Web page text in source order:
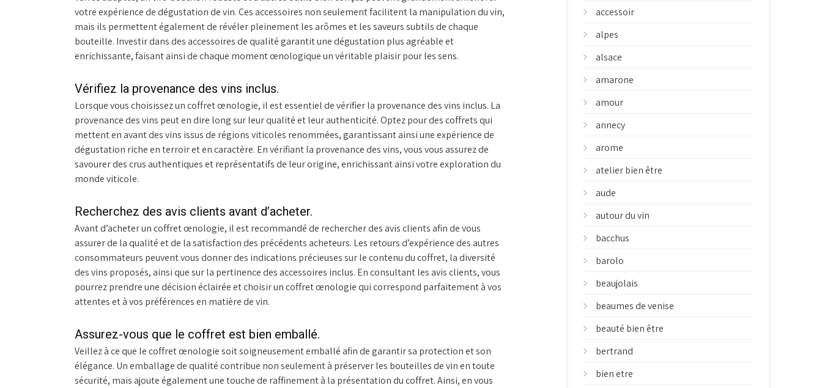
votre expérience de dégustation de vin. Ces accessoires non seulement facilitent la manipulation du vin,
mais ils permettent également de révéler pleinement les arômes et les saveurs subtils de chaque
bouteille. Investir dans des accessoires de qualité garantit une dégustation plus agréable et
enrichissante, faisant ainsi de chaque moment œnologique un véritable plaisir pour les sens.
Vérifiez la provenance des vins inclus.
Lorsque vous choisissez un coffret œnologie, il est essentiel de vérifier la provenance des vins inclus. La
provenance des vins peut en dire long sur leur qualité et leur authenticité. Optez pour des coffrets qui
mettent en avant des vins issus de régions viticoles renommées, garantissant ainsi une expérience de
dégustation riche en terroir et en caractère. En vérifiant la provenance des vins, vous vous assurez de
savourer des crus authentiques et représentatifs de leur origine, enrichissant ainsi votre exploration du
monde viticole.
Recherchez des avis clients avant d’acheter.
Avant d’acheter un coffret œnologie, il est recommandé de rechercher des avis clients afin de vous
assurer de la qualité et de la satisfaction des précédents acheteurs. Les retours d’expérience des autres
consommateurs peuvent vous donner des indications précieuses sur le contenu du coffret, la diversité
des vins proposés, ainsi que sur la pertinence des accessoires inclus. En consultant les avis clients, vous
pourrez prendre une décision éclairée et choisir un coffret œnologie qui correspond parfaitement à vos
attentes et à vos préférences en matière de vin.
Assurez-vous que le coffret est bien emballé.
Veillez à ce que le coffret œnologie soit soigneusement emballé afin de garantir sa protection et son
élégance. Un emballage de qualité contribue non seulement à préserver les bouteilles de vin en toute
sécurité, mais ajoute également une touche de raffinement à la présentation du coffret. Ainsi, en vous
accessoir
alpes
alsace
amarone
amour
annecy
arome
atelier bien être
aude
autour du vin
bacchus
barolo
beaujolais
beaumes de venise
beauté bien être
bertrand
bien etre